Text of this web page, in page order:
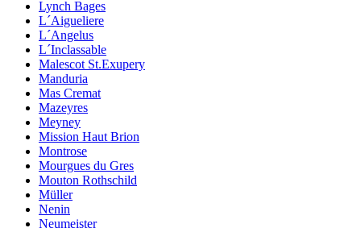
Lynch Bages
L´Aigueliere
L´Angelus
L´Inclassable
Malescot St.Exupery
Manduria
Mas Cremat
Mazeyres
Meyney
Mission Haut Brion
Montrose
Mourgues du Gres
Mouton Rothschild
Müller
Nenin
Neumeister